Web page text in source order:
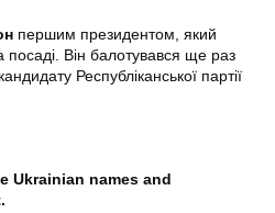
першим президентом, який
посаді. Він балотувався ще раз
Республіканської партії
Ukrainian names and